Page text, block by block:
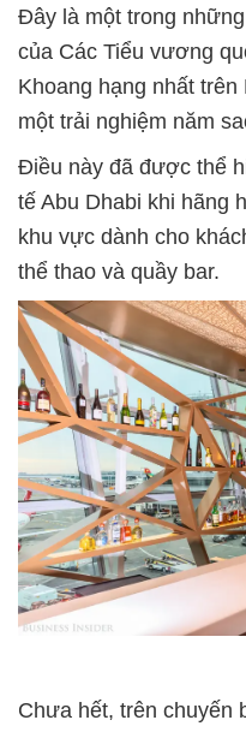
Đây là một trong
của Các Tiểu vương
Khoang hạng nhất
một trải nghiệm năm
Điều này đã được thể
tế Abu Dhabi khi hãng
khu vực dành cho
thể thao và quầy bar.
Chưa hết, trên chuyến